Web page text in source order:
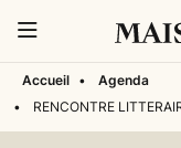
Accueil •
Agenda
•
RENCONTRE